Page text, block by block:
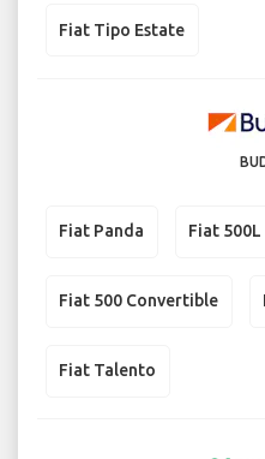
Fiat Tipo Estate
Fiat Panda Fiat 500L
Fiat 500 Convertible
Fiat Talento